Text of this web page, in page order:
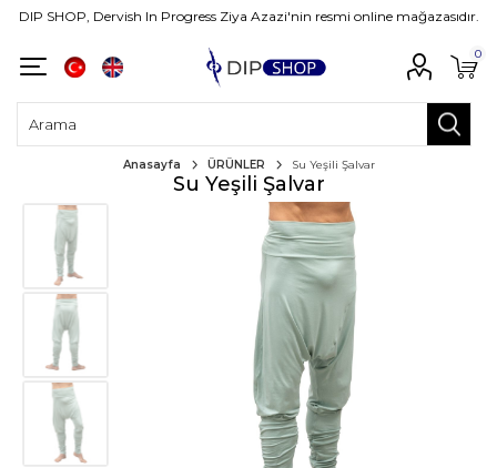
DIP SHOP, Dervish In Progress Ziya Azazi'nin resmi online mağazasıdır.
0
Anasayfa ÜRÜNLER Su Yeşili Şalvar
Su Yeşili Şalvar